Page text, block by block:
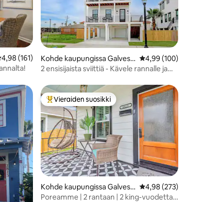
arvio 4,98/5, 161 arvostelua
4,98 (161)
Kohde kaupungissa Galvest
on
Keskimääräinen arvio
4,99 (100)
2 ensisijaista sviittiä - Kävele rannalle ja
Vieraiden suosikkien parhaimmistoa
Vieraiden suosikki
Kohde kaupungissa Galvest
on
Keskimääräinen arvio
4,98 (273)
Poreamme | 2 rantaan | 2 king-vuodetta |